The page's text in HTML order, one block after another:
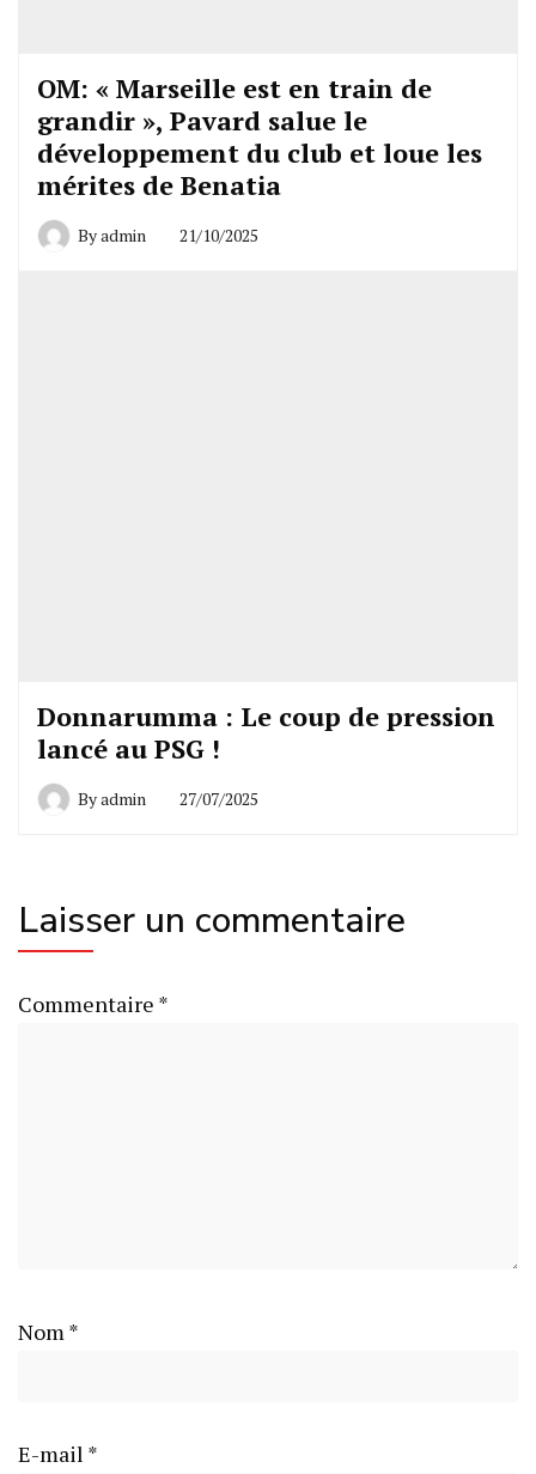
OM: « Marseille est en train de
grandir », Pavard salue le
développement du club et loue les
mérites de Benatia
Byadmin 21/10/2025
Donnarumma : Le coup de pression
lancé au PSG !
Byadmin 27/07/2025
Laisser un commentaire
Commentaire *
Nom *
E-mail *